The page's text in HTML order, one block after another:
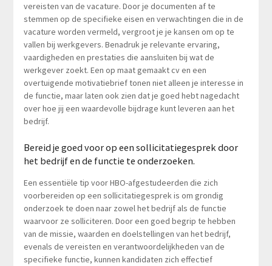
vereisten van de vacature. Door je documenten af te
stemmen op de specifieke eisen en verwachtingen die in de
vacature worden vermeld, vergroot je je kansen om op te
vallen bij werkgevers. Benadruk je relevante ervaring,
vaardigheden en prestaties die aansluiten bij wat de
werkgever zoekt. Een op maat gemaakt cv en een
overtuigende motivatiebrief tonen niet alleen je interesse in
de functie, maar laten ook zien dat je goed hebt nagedacht
over hoe jij een waardevolle bijdrage kunt leveren aan het
bedrijf.
Bereid je goed voor op een sollicitatiegesprek door
het bedrijf en de functie te onderzoeken.
Een essentiële tip voor HBO-afgestudeerden die zich
voorbereiden op een sollicitatiegesprek is om grondig
onderzoek te doen naar zowel het bedrijf als de functie
waarvoor ze solliciteren. Door een goed begrip te hebben
van de missie, waarden en doelstellingen van het bedrijf,
evenals de vereisten en verantwoordelijkheden van de
specifieke functie, kunnen kandidaten zich effectief